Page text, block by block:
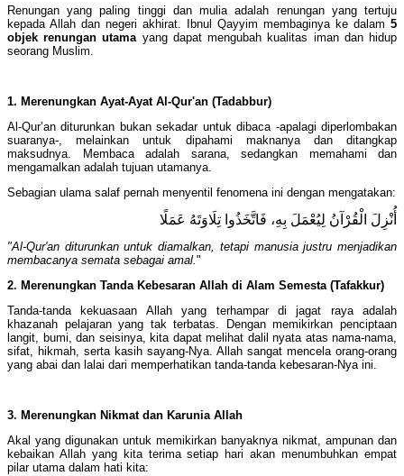
Renungan yang paling tinggi dan mulia adalah renungan yang tertuju
kepada Allah dan negeri akhirat. Ibnul Qayyim membaginya ke dalam 5
objek renungan utamayang dapat mengubah kualitas iman dan hidup
seorang Muslim.
1. Merenungkan Ayat-Ayat Al-Qur'an (Tadabbur)
Al-Qur’an diturunkan bukan sekadar untuk dibaca -apalagi diperlombakan
suaranya-, melainkan untuk dipahami maknanya dan ditangkap
maksudnya. Membaca adalah sarana, sedangkan memahami dan
mengamalkan adalah tujuan utamanya.
Sebagian ulama salaf pernah menyentil fenomena ini dengan mengatakan:
أُنْزِلَ الْقُرْآنُ لِيُعْمَلَ بِهِ، فَاتَّخَذُوا تِلَاوَتَهُ عَمَلًا
"Al-Qur'an diturunkan untuk diamalkan, tetapi manusia justru menjadikan
membacanya semata sebagai amal."
2. Merenungkan Tanda Kebesaran Allah di Alam Semesta (Tafakkur)
Tanda-tanda kekuasaan Allah yang terhampar di jagat raya adalah
khazanah pelajaran yang tak terbatas. Dengan memikirkan penciptaan
langit, bumi, dan seisinya, kita dapat melihat dalil nyata atas nama-nama,
sifat, hikmah, serta kasih sayang-Nya. Allah sangat mencela orang-orang
yang abai dan lalai dari memperhatikan tanda-tanda kebesaran-Nya ini.
3. Merenungkan Nikmat dan Karunia Allah
Akal yang digunakan untuk memikirkan banyaknya nikmat, ampunan dan
kebaikan Allah yang kita terima setiap hari akan menumbuhkan empat
pilar utama dalam hati kita: